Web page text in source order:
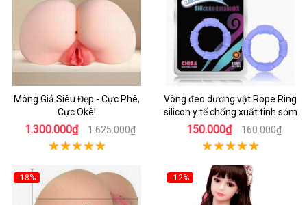
Mông Giả Siêu Đẹp - Cực Phê,
Cực Okê!
1.300.000₫ 1.625.000₫
Vòng đeo dương vật Rope Ring
silicon y tế chống xuất tinh sớm
150.000₫ 160.000₫
-18% -12%